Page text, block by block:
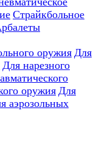
Страйкбольное
оружия Для
Для нарезного
оружия Для
аэрозольных